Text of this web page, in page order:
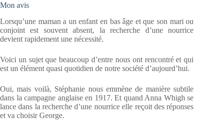
Mon avis
Lorsqu’une maman a un enfant en bas âge et que son mari ou
conjoint est souvent absent, la recherche d’une nourrice
devient rapidement une nécessité.
Voici un sujet que beaucoup d’entre nous ont rencontré et qui
est un élément quasi quotidien de notre société d’aujourd’hui.
Oui, mais voilà, Stéphanie nous emmène de manière subtile
dans la campagne anglaise en 1917. Et quand Anna Whigh se
lance dans la recherche d’une nourrice elle reçoit des réponses
et va choisir George.